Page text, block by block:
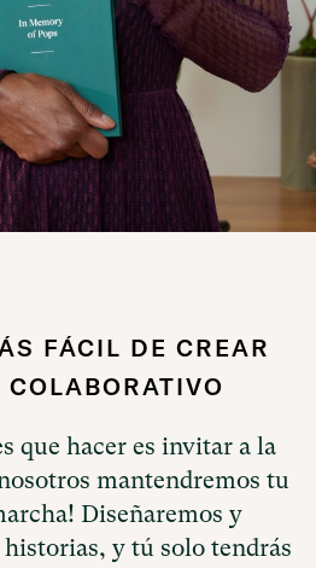
FÁCIL DE CREAR
que hacer es invitar a la
mantendremos tu
Diseñaremos y
y tú solo tendrás